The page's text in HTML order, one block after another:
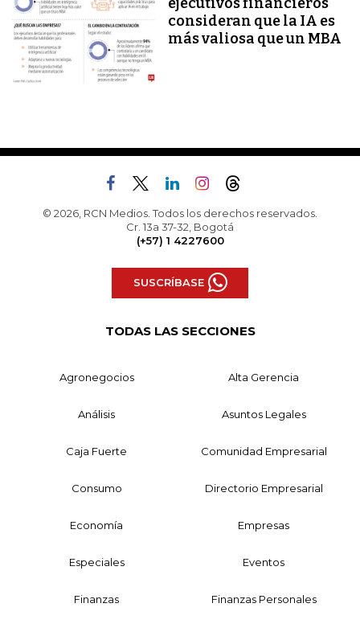
ejecutivos financieros
consideran que la IA es
más valiosa que un MBA
© 2026, RCN Medios. Todos los derechos reservados.
Cr. 13a 37-32, Bogotá
(+57) 1 4227600
SUSCRÍBASE
TODAS LAS SECCIONES
Agronegocios Alta Gerencia
Análisis Asuntos Legales
Caja Fuerte Comunidad Empresarial
Consumo Directorio Empresarial
Economía Empresas
Especiales Eventos
Finanzas Finanzas Personales